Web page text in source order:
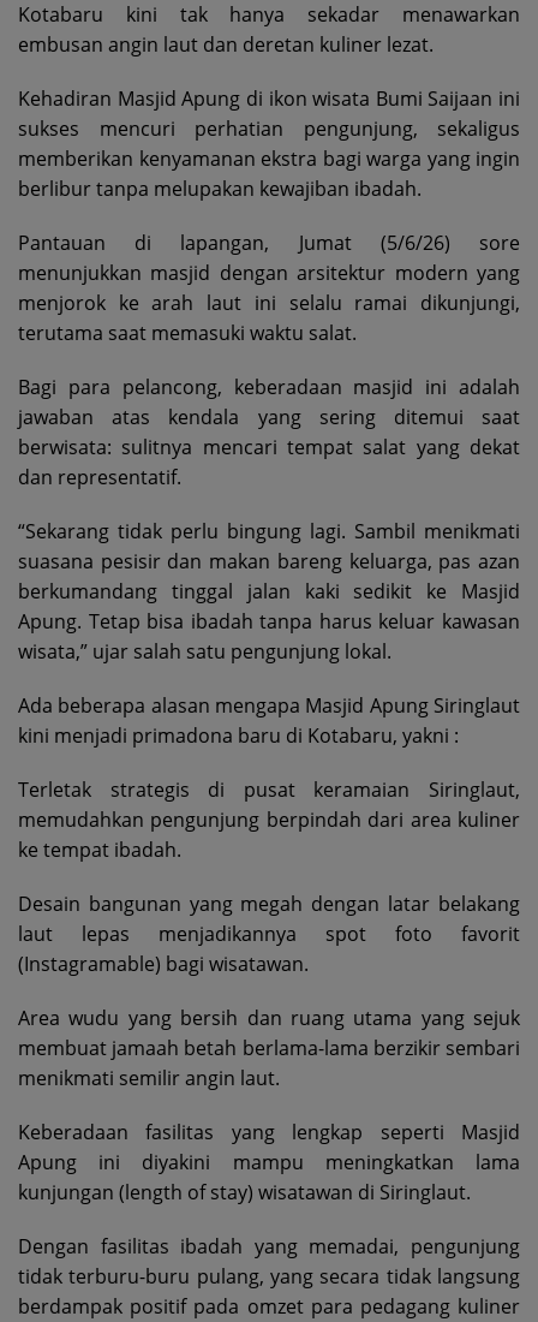
Kotabaru kini tak hanya sekadar menawarkan
embusan angin laut dan deretan kuliner lezat.
Kehadiran Masjid Apung di ikon wisata Bumi Saijaan ini
sukses mencuri perhatian pengunjung, sekaligus
memberikan kenyamanan ekstra bagi warga yang ingin
berlibur tanpa melupakan kewajiban ibadah.
Pantauan di lapangan, Jumat (5/6/26) sore
menunjukkan masjid dengan arsitektur modern yang
menjorok ke arah laut ini selalu ramai dikunjungi,
terutama saat memasuki waktu salat.
Bagi para pelancong, keberadaan masjid ini adalah
jawaban atas kendala yang sering ditemui saat
berwisata: sulitnya mencari tempat salat yang dekat
dan representatif.
“Sekarang tidak perlu bingung lagi. Sambil menikmati
suasana pesisir dan makan bareng keluarga, pas azan
berkumandang tinggal jalan kaki sedikit ke Masjid
Apung. Tetap bisa ibadah tanpa harus keluar kawasan
wisata,” ujar salah satu pengunjung lokal.
Ada beberapa alasan mengapa Masjid Apung Siringlaut
kini menjadi primadona baru di Kotabaru, yakni :
Terletak strategis di pusat keramaian Siringlaut,
memudahkan pengunjung berpindah dari area kuliner
ke tempat ibadah.
Desain bangunan yang megah dengan latar belakang
laut lepas menjadikannya spot foto favorit
(Instagramable) bagi wisatawan.
Area wudu yang bersih dan ruang utama yang sejuk
membuat jamaah betah berlama-lama berzikir sembari
menikmati semilir angin laut.
Keberadaan fasilitas yang lengkap seperti Masjid
Apung ini diyakini mampu meningkatkan lama
kunjungan (length of stay) wisatawan di Siringlaut.
Dengan fasilitas ibadah yang memadai, pengunjung
tidak terburu-buru pulang, yang secara tidak langsung
berdampak positif pada omzet para pedagang kuliner